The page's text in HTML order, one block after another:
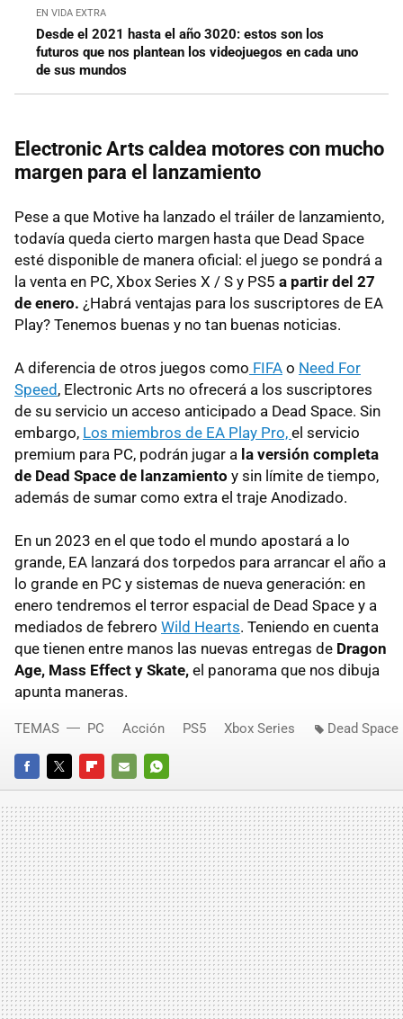
EN VIDA EXTRA
Desde el 2021 hasta el año 3020: estos son los
futuros que nos plantean los videojuegos en cada uno
de sus mundos
Electronic Arts caldea motores con mucho
margen para el lanzamiento
Pese a que Motive ha lanzado el tráiler de lanzamiento,
todavía queda cierto margen hasta que Dead Space
esté disponible de manera oficial: el juego se pondrá a
la venta en PC, Xbox Series X / S y PS5 a partir del 27
de enero. ¿Habrá ventajas para los suscriptores de EA
Play? Tenemos buenas y no tan buenas noticias.
A diferencia de otros juegos como FIFA o Need For
Speed, Electronic Arts no ofrecerá a los suscriptores
de su servicio un acceso anticipado a Dead Space. Sin
embargo, Los miembros de EA Play Pro, el servicio
premium para PC, podrán jugar a la versión completa
de Dead Space de lanzamiento y sin límite de tiempo,
además de sumar como extra el traje Anodizado.
En un 2023 en el que todo el mundo apostará a lo
grande, EA lanzará dos torpedos para arrancar el año a
lo grande en PC y sistemas de nueva generación: en
enero tendremos el terror espacial de Dead Space y a
mediados de febrero Wild Hearts. Teniendo en cuenta
que tienen entre manos las nuevas entregas de Dragon
Age, Mass Effect y Skate, el panorama que nos dibuja
apunta maneras.
FACEBOOKTWITTERFLIPBOARD
E-
MAIL
WHATSAPP
TEMAS PC Acción PS5 Xbox Series Dead Space